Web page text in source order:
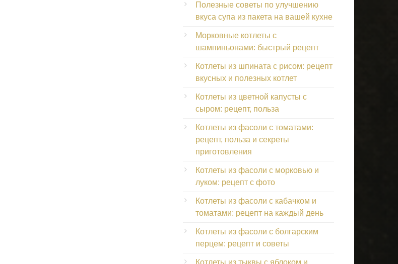
Полезные советы по улучшению
вкуса супа из пакета на вашей кухне
Морковные котлеты с
шампиньонами: быстрый рецепт
Котлеты из шпината с рисом: рецепт
вкусных и полезных котлет
Котлеты из цветной капусты с
сыром: рецепт, польза
Котлеты из фасоли с томатами:
рецепт, польза и секреты
приготовления
Котлеты из фасоли с морковью и
луком: рецепт с фото
Котлеты из фасоли с кабачком и
томатами: рецепт на каждый день
Котлеты из фасоли с болгарским
перцем: рецепт и советы
Котлеты из тыквы с яблоком и